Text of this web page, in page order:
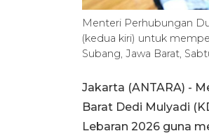
Menteri Perhubungan
(kedua kiri) untuk
Subang, Jawa Barat,
Jakarta (ANTARA) -
Barat Dedi Mulyadi
Lebaran 2026 guna